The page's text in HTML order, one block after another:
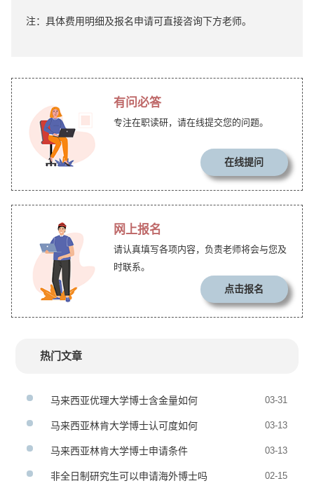
注：具体费用明细及报名申请可直接咨询下方老师。
有问必答
专注在职读研，请在线提交您的问题。
在线提问
网上报名
请认真填写各项内容，负责老师将会与您及
时联系。
点击报名
热门文章
马来西亚优理大学博士含金量如何 03-31
马来西亚林肯大学博士认可度如何 03-13
马来西亚林肯大学博士申请条件 03-13
非全日制研究生可以申请海外博士吗 02-15